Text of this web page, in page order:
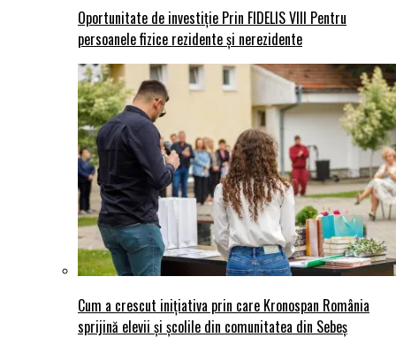
Oportunitate de investiție Prin FIDELIS VIII Pentru
persoanele fizice rezidente și nerezidente
Cum a crescut inițiativa prin care Kronospan România
sprijină elevii și școlile din comunitatea din Sebeș